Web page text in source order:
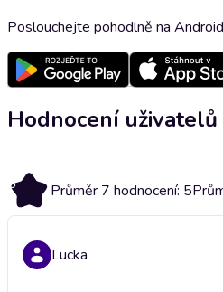
Poslouchejte pohodlně na
Hodnocení uživatelů
5 Průměr 7 hodnocení: 5
Lucka